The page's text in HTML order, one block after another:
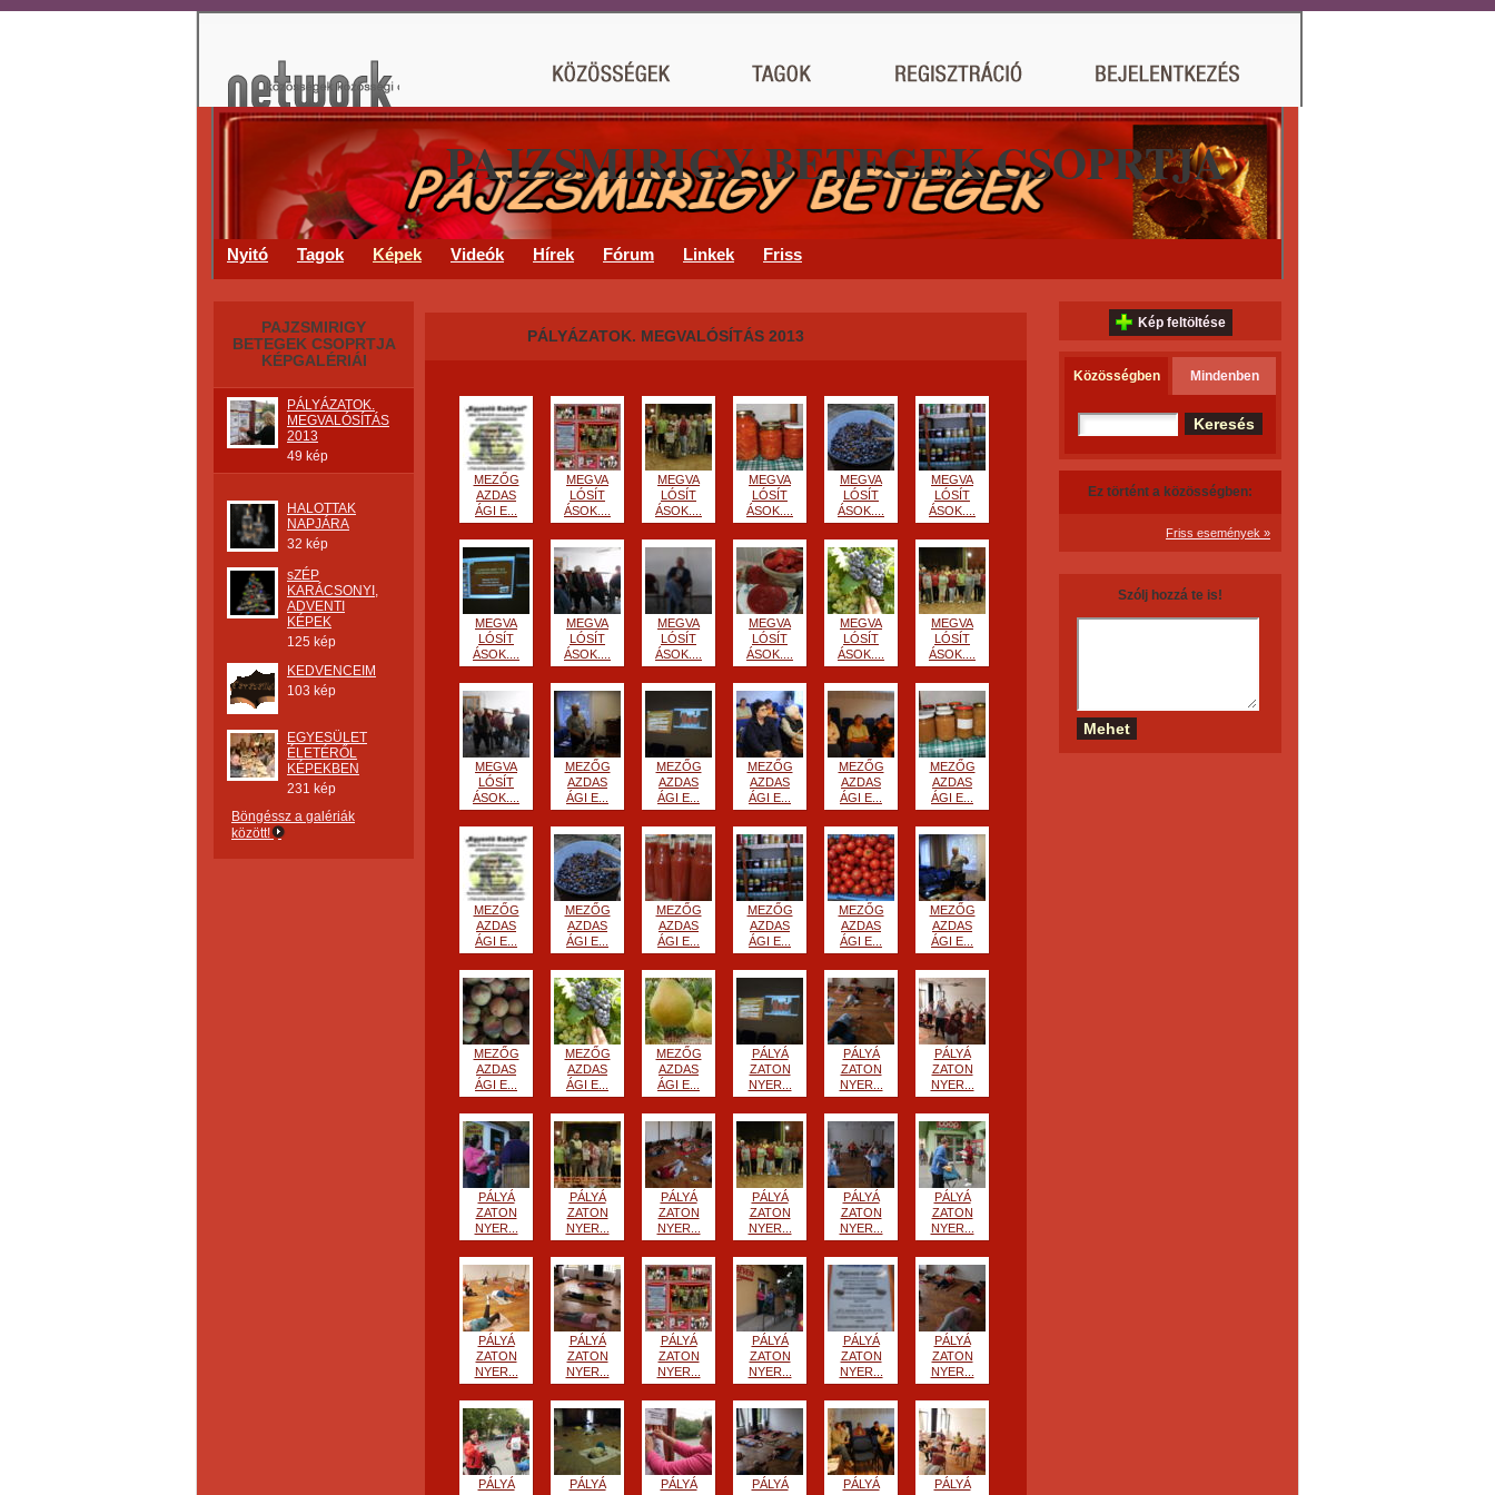
PAJZSMIRIGY BETEGEK CSOPRTJA
Nyitó Tagok Képek Videók Hírek Fórum Linkek Friss
PAJZSMIRIGY
BETEGEK CSOPRTJA
KÉPGALÉRIÁI
PÁLYÁZATOK.
MEGVALÓSÍTÁS
2013
49 kép
HALOTTAK
NAPJÁRA
32 kép
sZÉP
KARÁCSONYI,
ADVENTI
KÉPEK
125 kép
KEDVENCEIM
103 kép
EGYESÜLET
ÉLETÉRŐL
KÉPEKBEN
231 kép
Böngéssz a galériák
között!
PÁLYÁZATOK. MEGVALÓSÍTÁS 2013
MEZŐG
AZDAS
ÁGI E...
MEGVA
LÓSÍT
ÁSOK....
MEGVA
LÓSÍT
ÁSOK....
MEGVA
LÓSÍT
ÁSOK....
MEGVA
LÓSÍT
ÁSOK....
MEGVA
LÓSÍT
ÁSOK....
MEGVA
LÓSÍT
ÁSOK....
MEGVA
LÓSÍT
ÁSOK....
MEGVA
LÓSÍT
ÁSOK....
MEGVA
LÓSÍT
ÁSOK....
MEGVA
LÓSÍT
ÁSOK....
MEGVA
LÓSÍT
ÁSOK....
MEGVA
LÓSÍT
ÁSOK....
MEZŐG
AZDAS
ÁGI E...
MEZŐG
AZDAS
ÁGI E...
MEZŐG
AZDAS
ÁGI E...
MEZŐG
AZDAS
ÁGI E...
MEZŐG
AZDAS
ÁGI E...
MEZŐG
AZDAS
ÁGI E...
MEZŐG
AZDAS
ÁGI E...
MEZŐG
AZDAS
ÁGI E...
MEZŐG
AZDAS
ÁGI E...
MEZŐG
AZDAS
ÁGI E...
MEZŐG
AZDAS
ÁGI E...
MEZŐG
AZDAS
ÁGI E...
MEZŐG
AZDAS
ÁGI E...
MEZŐG
AZDAS
ÁGI E...
PÁLYÁ
ZATON
NYER...
PÁLYÁ
ZATON
NYER...
PÁLYÁ
ZATON
NYER...
PÁLYÁ
ZATON
NYER...
PÁLYÁ
ZATON
NYER...
PÁLYÁ
ZATON
NYER...
PÁLYÁ
ZATON
NYER...
PÁLYÁ
ZATON
NYER...
PÁLYÁ
ZATON
NYER...
PÁLYÁ
ZATON
NYER...
PÁLYÁ
ZATON
NYER...
PÁLYÁ
ZATON
NYER...
PÁLYÁ
ZATON
NYER...
PÁLYÁ
ZATON
NYER...
PÁLYÁ
ZATON
NYER...
PÁLYÁ
PÁLYÁ
PÁLYÁ
PÁLYÁ
PÁLYÁ
PÁLYÁ
Kép feltöltése
Közösségben Mindenben
Ez történt a közösségben:
Friss események »
Szólj hozzá te is!